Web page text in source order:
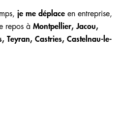
je me déplaceen entreprise,
repos à Montpellier, Jacou,
Teyran, Castries, Castelnau-le-